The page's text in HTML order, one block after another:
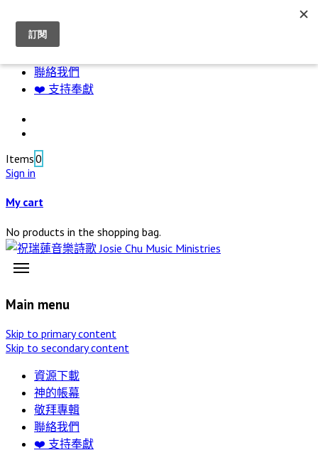
資源下載
神的帳幕
聯絡我們
❤️ 支持奉獻
Items0
Sign in
My cart
No products in the shopping bag.
Main menu
Skip to primary content
Skip to secondary content
資源下載
神的帳幕
敬拜專輯
聯絡我們
❤️ 支持奉獻